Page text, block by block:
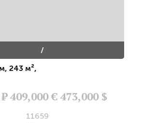
/
, 243 м²,
Р 409,000 € 473,000 $
11659